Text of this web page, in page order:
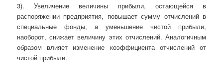
3). Увеличение величины прибыли, остающейся в
распоряжении предприятия, повышает сумму отчислений в
специальные фонды, а уменьшение чистой прибыли,
наоборот, снижает величину этих отчислений. Аналогичным
образом влияет изменение коэффициента отчислений от
чистой прибыли.